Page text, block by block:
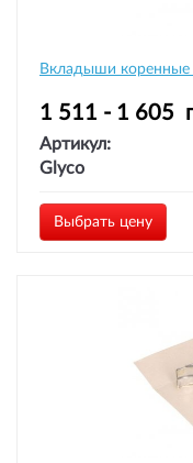
Вкладыши коренные
1 511 - 1 605
Артикул:
Glyco
Выбрать цену